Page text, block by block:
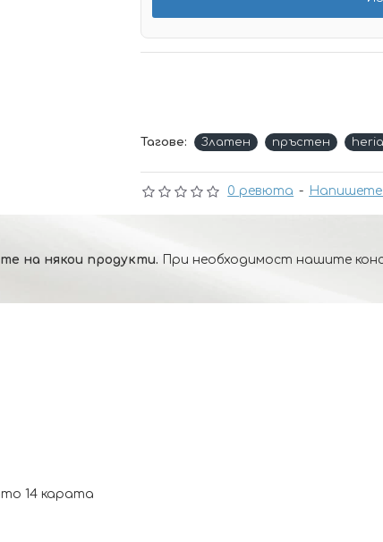
0 ревюта - Напишете
Тагове: Златен пръстен heria
на някои продукти. При необходимост нашите
14 карата